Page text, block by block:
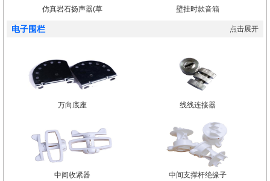
仿真岩石扬声器(草 壁挂时款音箱
电子围栏 点击展开
万向底座 线线连接器
中间收紧器 中间支撑杆绝缘子